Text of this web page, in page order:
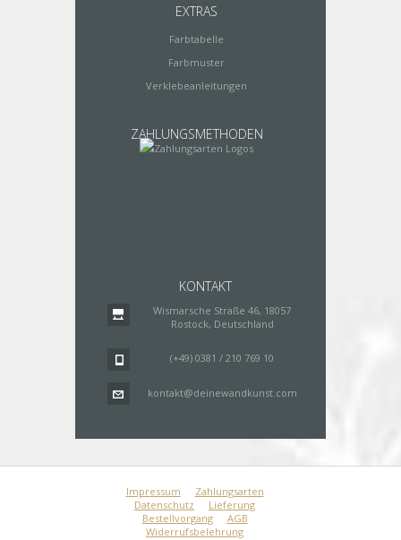
EXTRAS
Farbtabelle
Farbmuster
Verklebeanleitungen
ZAHLUNGSMETHODEN
KONTAKT
Wismarsche Straße 46, 18057
Rostock, Deutschland
(+49) 0381 / 210 769 10
kontakt@deinewandkunst.com
Impressum
Zahlungsarten
Datenschutz
Lieferung
Bestellvorgang
AGB
Widerrufsbelehrung